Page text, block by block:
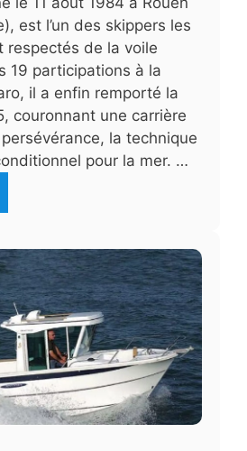
est l’un des skippers les
respectés de la voile
19 participations à la
il a enfin remporté la
couronnant une carrière
la technique
pour la mer. …